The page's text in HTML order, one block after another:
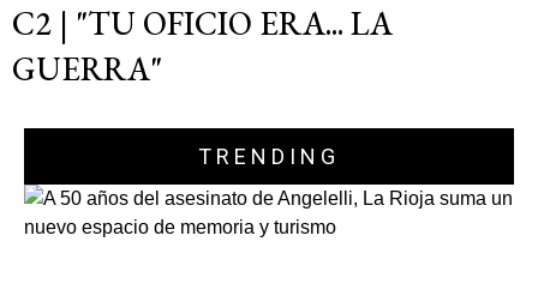
C2 | "TU OFICIO ERA... LA
GUERRA"
TRENDING